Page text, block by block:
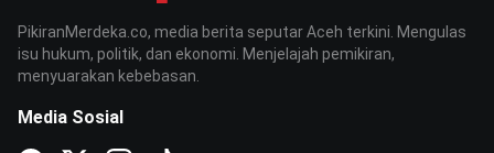
PikiranMerdeka.co, media berita seputar Aceh terkini. Mengulas
isu hukum, politik, dan ekonomi. Menjelajah pemikiran,
menyuarakan kebebasan.
Media Sosial